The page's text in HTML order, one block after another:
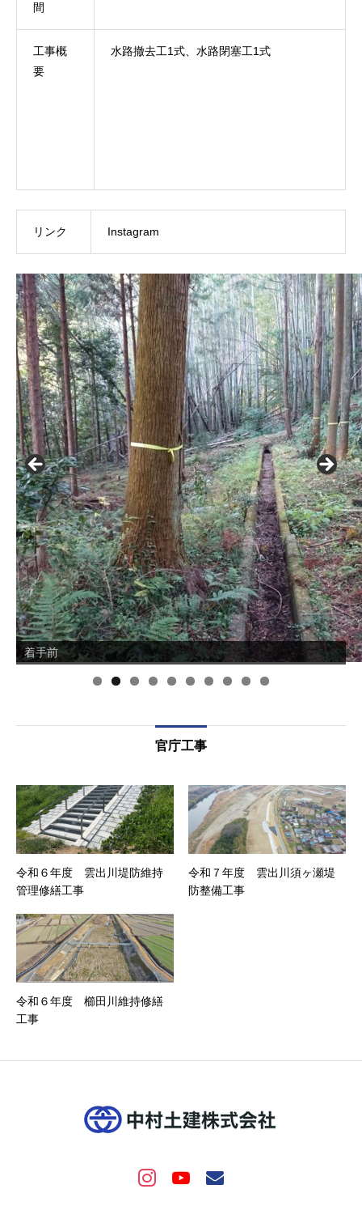
間
工事概
要
水路撤去工1式、水路閉塞工1式
リンク Instagram
着手前
完成
官庁工事
令和６年度 雲出川堤防維持
管理修繕工事
令和７年度 雲出川須ヶ瀬堤
防整備工事
令和６年度 櫛田川維持修繕
工事